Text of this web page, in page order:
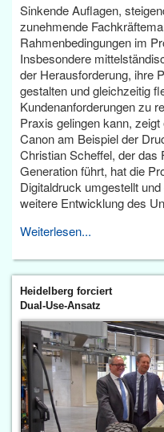
Sinkende Auflagen,
zunehmende
Rahmenbedingungen im
Insbesondere
der Herausforderung, ihre
gestalten und gleichzeitig
Kundenanforderungen zu
Praxis gelingen kann,
Canon am Beispiel der
Christian Scheffel, der das
Generation führt, hat die
Digitaldruck umgestellt
weitere Entwicklung des
Weiterlesen...
Heidelberg forciert
Dual-Use-Ansatz